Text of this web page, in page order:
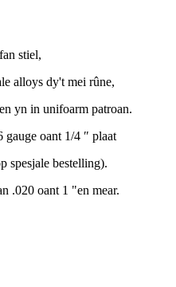
stiel,
alloys dy't mei rûne,
yn in unifoarm patroan.
gauge oant 1/4 ″ plaat
spesjale bestelling).
.020 oant 1 "en mear.